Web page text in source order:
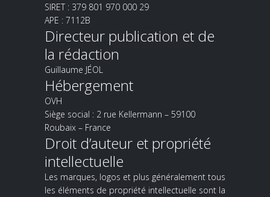
SIRET : 379 801 970 000 29
APE : 7112B
Directeur publication et de
la rédaction
Guillaume JÉOL
Hébergement
OVH
Siège social : 2 rue Kellermann – 59100
Roubaix – France
Droit d’auteur et propriété
intellectuelle
Les marques, logos et plus généralement tous
les éléments de propriété intellectuelle sont la